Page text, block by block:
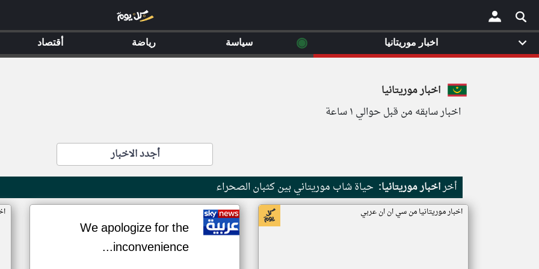
×
اخبار موريتانيا
اخبار سابقه من قبل حوالي ١ ساعة
أجدد الاخبار
أخراخبار موريتانيا: حياة شاب موريتاني بين كثبان الصحراء
اخبار موريتانيا من سي ان ان عربي
We apologize for the
inconvenience...
اخبار موريتانيا ◉ سياسة رياضة أقتصاد